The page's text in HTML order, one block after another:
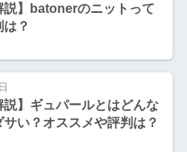
説】batonerのニットって
？
説】ギュパールとはどんな
い？オススメや評判は？